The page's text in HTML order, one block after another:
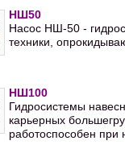
НШ50
Насос НШ-50 -
техники,
НШ100
Гидросистемы
карьерных
работоспособен при